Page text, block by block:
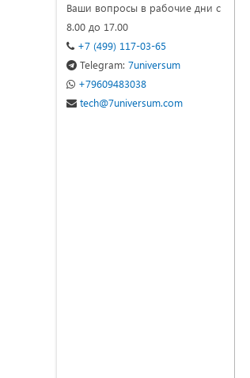
Ваши вопросы в рабочие дни с
8.00 до 17.00
+7 (499) 117-03-65
Telegram: 7universum
+79609483038
tech@7universum.com